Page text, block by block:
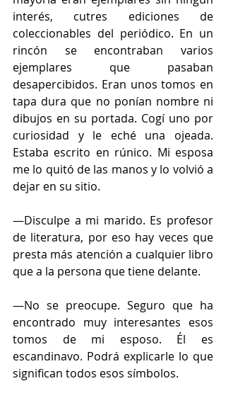
interés, cutres ediciones de
coleccionables del periódico. En un
rincón se encontraban varios
ejemplares que pasaban
desapercibidos. Eran unos tomos en
tapa dura que no ponían nombre ni
dibujos en su portada. Cogí uno por
curiosidad y le eché una ojeada.
Estaba escrito en rúnico. Mi esposa
me lo quitó de las manos y lo volvió a
dejar en su sitio.
—Disculpe a mi marido. Es profesor
de literatura, por eso hay veces que
presta más atención a cualquier libro
que a la persona que tiene delante.
—No se preocupe. Seguro que ha
encontrado muy interesantes esos
tomos de mi esposo. Él es
escandinavo. Podrá explicarle lo que
significan todos esos símbolos.